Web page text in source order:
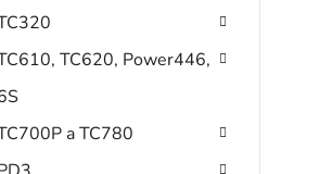
TC620, Power446,
a TC780